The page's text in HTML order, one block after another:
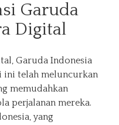
Garuda
Digital
Garuda Indonesia
ini telah meluncurkan
memudahkan
perjalanan mereka.
yang